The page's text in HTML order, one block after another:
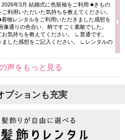
年3月 結婚式に色留袖をご利用 ■きもの
利用いただいた気持ちを教えてください。
物レンタルをご利用いただきました感想を
通りの色合い、柄ですごく素敵でした。
気持ちを教えてください。 ∟普通です。
ました感想をご記入ください。 ∟レンタルの
声をもっと見る
プションも充実